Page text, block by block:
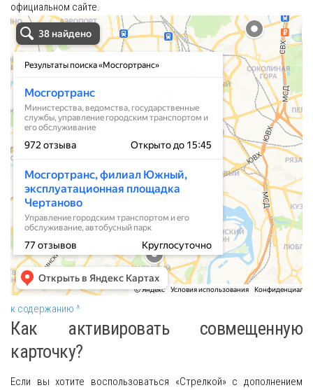
официальном сайте.
к содержанию ^
Как активировать совмещенную
карточку?
Если вы хотите воспользоваться «Стрелкой» с дополнением